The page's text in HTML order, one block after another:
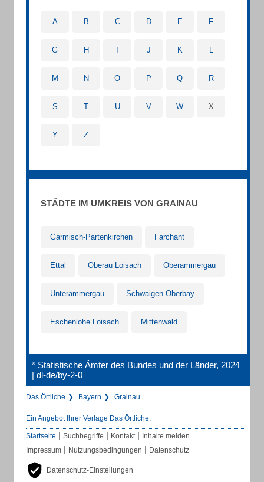
A B C D E F
G H J K L
M N O P Q R
S T U V W X
Y Z
STÄDTE IM UMKREIS VON GRAINAU
Garmisch-Partenkirchen Farchant
Ettal Oberau Loisach Oberammergau
Unterammergau Schwaigen Oberbay
Eschenlohe Loisach Mittenwald
* Statistische Ämter des Bundes und der Länder, 2024
| dl-de/by-2-0
Das Örtliche Bayern Grainau
Ein Angebot Ihrer Verlage Das Örtliche.
Startseite | Suchbegriffe | Kontakt | Inhalte melden
Impressum | Nutzungsbedingungen | Datenschutz
Datenschutz-Einstellungen